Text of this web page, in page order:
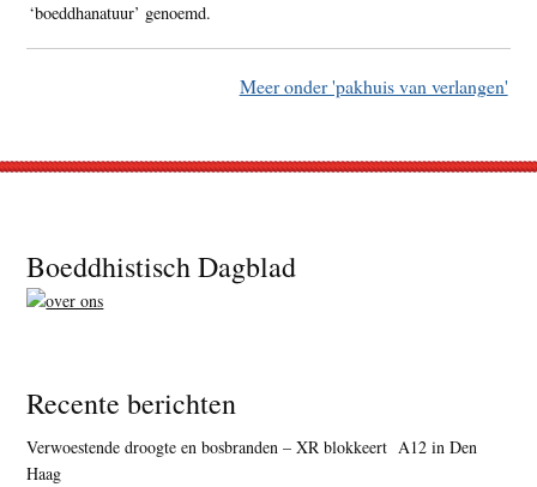
‘boeddhanatuur’ genoemd.
Meer onder 'pakhuis van verlangen'
Footer
Boeddhistisch Dagblad
Recente berichten
Verwoestende droogte en bosbranden – XR blokkeert A12 in Den
Haag